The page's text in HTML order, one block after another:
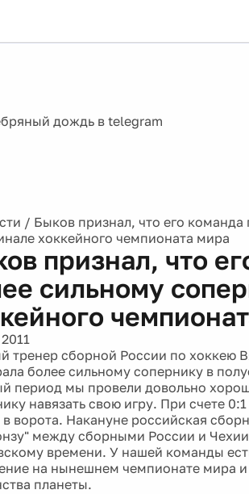
/ Быков признал, что его
хоккейного чемпионата мира
признал, что
сильному
тренер сборной России по хоккею
более сильному сопернику в
период мы провели довольно
навязать свою игру. При счете
ворота. Накануне российская
между сборными России и Чехии
времени. У нашей команды
на нынешнем чемпионате мира
планеты.